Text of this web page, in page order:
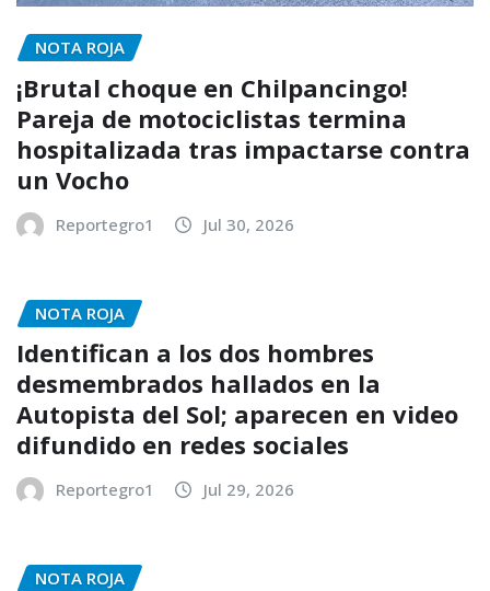
NOTA ROJA
¡Brutal choque en Chilpancingo!
Pareja de motociclistas termina
hospitalizada tras impactarse contra
un Vocho
Reportegro1 Jul 30, 2026
NOTA ROJA
Identifican a los dos hombres
desmembrados hallados en la
Autopista del Sol; aparecen en video
difundido en redes sociales
Reportegro1 Jul 29, 2026
NOTA ROJA